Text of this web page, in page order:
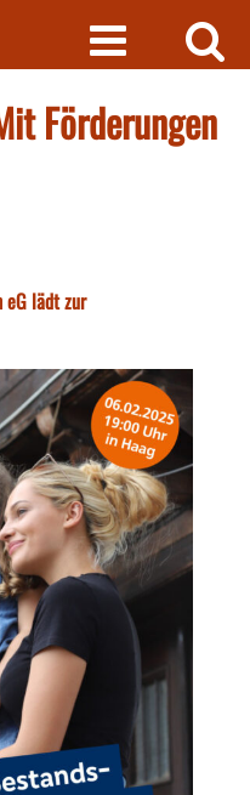
Förderungen
eG lädt zur